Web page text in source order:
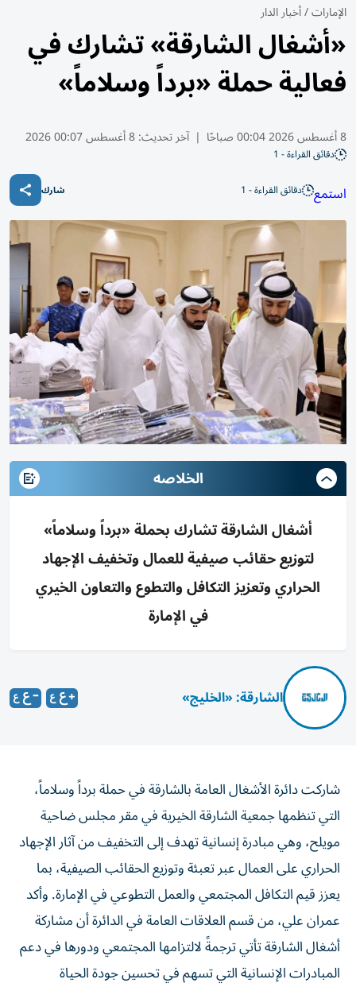
الإمارات/أخبار الدار
«أشغال الشارقة» تشارك في
فعالية حملة «برداً وسلاماً»
8 أغسطس 2026 00:04 صباحًا | آخر تحديث:8 أغسطس 00:07 2026
دقائق القراءة - 1
استمع دقائق القراءة - 1 شارك
الخلاصه
أشغال الشارقة تشارك بحملة «برداً وسلاماً»
لتوزيع حقائب صيفية للعمال وتخفيف الإجهاد
الحراري وتعزيز التكافل والتطوع والتعاون الخيري
في الإمارة
الشارقة: «الخليج»
شاركت دائرة الأشغال العامة بالشارقة في حملة برداً وسلاماً،
التي تنظمها جمعية الشارقة الخيرية في مقر مجلس ضاحية
مويلح، وهي مبادرة إنسانية تهدف إلى التخفيف من آثار الإجهاد
الحراري على العمال عبر تعبئة وتوزيع الحقائب الصيفية، بما
يعزز قيم التكافل المجتمعي والعمل التطوعي في الإمارة. وأكد
عمران علي، من قسم العلاقات العامة في الدائرة أن مشاركة
أشغال الشارقة تأتي ترجمةً لالتزامها المجتمعي ودورها في دعم
المبادرات الإنسانية التي تسهم في تحسين جودة الحياة